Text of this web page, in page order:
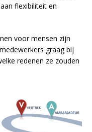
flexibiliteit en
voor mensen zijn
graag bij
redenen ze zouden